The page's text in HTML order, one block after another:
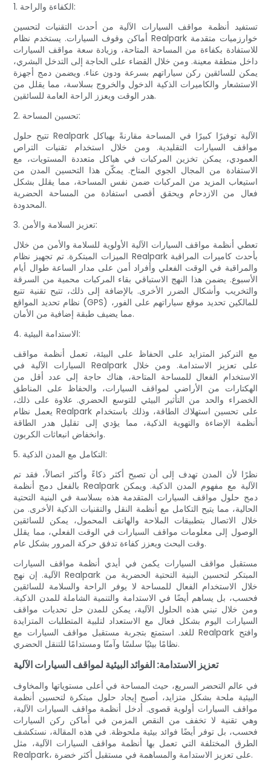
1. الكفاءة والراحة:
تستفيد أنظمة مواقف السيارات الآلية من أحدث التقنيات لتحسين
أماكن وقوف السيارات. يستخدم نظام Realpark خوارزميات متقدمة
للاستفادة بكفاءة من المساحة المتاحة، وزيادة سعة مواقف السيارات
داخل منطقة معينة. ومن خلال القضاء على الحاجة إلى التدخل البشري،
يمكن للسائقين ركن سياراتهم بسرعة ودون عناء. ويضمن دمج أجهزة
الاستشعار والكاميرات الذكية الدخول والخروج بسلاسة، مما يقلل من
هدر الوقت ويعزز الراحة العامة للسائقين.
2. تحسين المساحة:
تتيح حلول Realpark الآلية توفيرًا كبيرًا في المساحة مقارنةً بهياكل
مواقف السيارات التقليدية. ومن خلال استخدام تقنيات التراص
العمودي، يمكن تخزين المركبات في هياكل متعددة المستويات، مع
الاستفادة من المجال الجوي المتاح. يمكّن هذا التحسين المدن من
استيعاب المزيد من المركبات ضمن نفس المساحة، مما يقلل بشكل
فعال من الازدحام ويحقق أقصى استفادة من المساحة الحضرية
المحدودة.
3. تعزيز السلامة والأمن:
تعطي أنظمة مواقف السيارات الآلية الأولوية للسلامة والأمن من خلال
الميزات المبتكرة. تم تجهيز نظام Realpark بأحدث كاميرات المراقبة
والمراقبة في الوقت الفعلي وأفراد أمن على مدار الساعة طوال أيام
الأسبوع. يضمن هذا النهج الاستباقي بقاء المركبات محمية من السرقة
والتخريب وأشكال الضرر الأخرى. بالإضافة إلى ذلك، تتيح تقنية تتبع
نظام تحديد المواقع (GPS) للمالكين تحديد موقع سياراتهم على الفور،
مما يضيف طبقة إضافية من الأمان.
4. الاستدامة البيئية:
مع التركيز المتزايد على الحفاظ على البيئة، تعمل أنظمة مواقف
السيارات الآلية في Realpark على تعزيز الاستدامة. ومن خلال
الاستخدام الفعال للمساحة المتاحة، هناك حاجة إلى عدد أقل من
الهكتارات من الأراضي لمواقف السيارات، والحفاظ على المناطق
الخضراء والحد من التأثير البيئي للتوسع الحضري. علاوة على ذلك،
يعمل نظام Realpark على تحسين استهلاك الطاقة، وذلك باستخدام
أنظمة الإضاءة والتهوية الذكية، مما يؤدي إلى تقليل هدر الطاقة
وانخفاض انبعاثات الكربون.
5. التكامل مع المدن الذكية:
نظرًا لأن المدن تهدف إلى أن تصبح أكثر ذكاءً وأكثر اتصالاً، فقد تم
بالفعل دمج أنظمة Realpark الآلية مع مفهوم المدن الذكية. ويمكن
دمج حلول مواقف السيارات المتقدمة هذه بسلاسة في البنية التحتية
الحالية، مما يتيح التكامل مع أنظمة النقل والتقنيات الذكية الأخرى. من
خلال الاتصال بتطبيقات الملاحة والهاتف المحمول، يمكن للسائقين
الوصول إلى معلومات مواقف السيارات في الوقت الفعلي، مما يقلل
وقت البحث ويعزز كفاءة تدفق حركة المرور بشكل عام.
مستقبل مواقف السيارات يكمن في أيدي أنظمة مواقف السيارات
الآلية. إن نهج Realpark المبتكر لتحسين البنية التحتية الحضرية من
خلال الاستخدام الفعال للمساحة لا يوفر الراحة والسلامة للسائقين
فحسب، بل يساهم أيضًا في الاستدامة والتنمية الشاملة للمدن الذكية.
ومن خلال تبني هذه الحلول الآلية، يمكن للمدن حل تحديات مواقف
السيارات اليوم بشكل فعال مع الاستعداد لتلبية المتطلبات المتزايدة
للغد. استمتع بتجربة مستقبل مواقف السيارات مع Realpark وافتح
نظامًا بيئيًا سلسًا وآمنًا ومستدامًا للتنقل الحضري.
تعزيز الاستدامة: الفوائد البيئية لمواقف السيارات الآلية
في عالم التحضر السريع، حيث المساحة في أعلى مستوياتها والمخاوف
البيئية ملحة بشكل متزايد، أصبح إيجاد حلول مبتكرة لتحسين أنظمة
مواقف السيارات أولوية قصوى. أدخل أنظمة مواقف السيارات الآلية،
وهي تقنية لا تخفف من النقص المزمن في أماكن ركن السيارات
فحسب، بل توفر أيضًا فوائد بيئية ملحوظة. في هذه المقالة، نستكشف
الطرق المختلفة التي تعمل بها أنظمة مواقف السيارات الآلية، مثل
Realpark، على تعزيز الاستدامة والمساهمة في مستقبل أكثر خضرة.